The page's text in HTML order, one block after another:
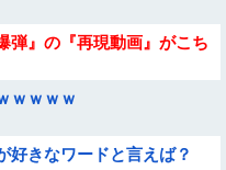
弾』の『再現動画』がこち
ｗｗｗｗ
好きなワードと言えば？